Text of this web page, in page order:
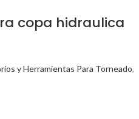
copa hidraulica
y Herramientas Para Torneado,